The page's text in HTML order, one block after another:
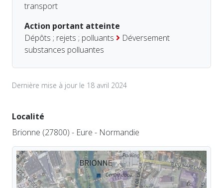
transport
Action portant atteinte
Dépôts ; rejets ; polluants
Déversement
substances polluantes
Dernière mise à jour le 18 avril 2024
Localité
Brionne (27800) - Eure - Normandie